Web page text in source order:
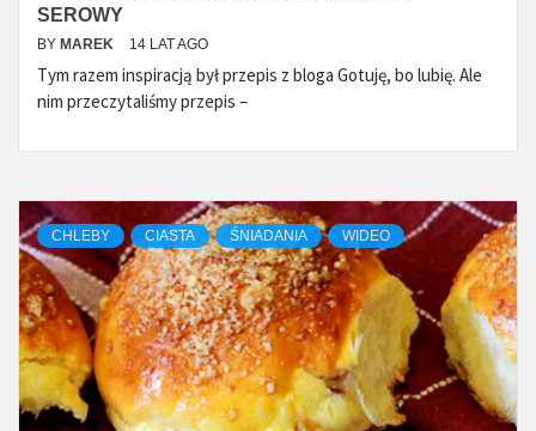
SEROWY
BY MAREK 14 LAT AGO
Tym razem inspiracją był przepis z bloga Gotuję, bo lubię. Ale
nim przeczytaliśmy przepis –
CHLEBY CIASTA ŚNIADANIA WIDEO